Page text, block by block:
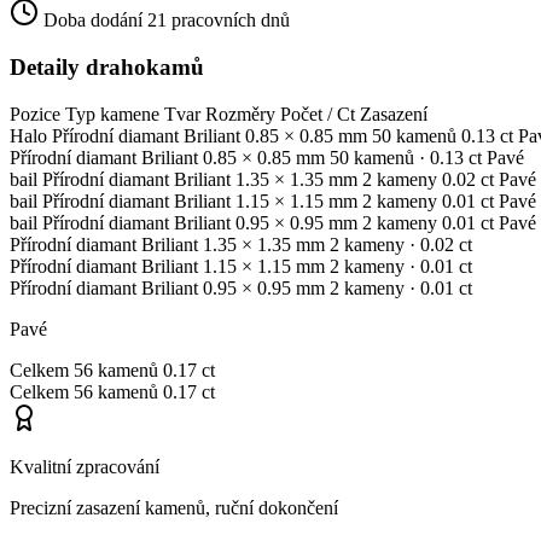
Doba dodání 21 pracovních dnů
Detaily drahokamů
Pozice Typ kamene Tvar Rozměry Počet / Ct Zasazení
Halo Přírodní diamant Briliant 0.85 × 0.85 mm 50 kamenů 0.13 ct
Přírodní diamant Briliant 0.85 × 0.85 mm 50 kamenů · 0.13 ct Pavé
bail Přírodní diamant Briliant 1.35 × 1.35 mm 2 kameny 0.02 ct Pavé
bail Přírodní diamant Briliant 1.15 × 1.15 mm 2 kameny 0.01 ct Pavé
bail Přírodní diamant Briliant 0.95 × 0.95 mm 2 kameny 0.01 ct Pavé
Přírodní diamant Briliant 1.35 × 1.35 mm 2 kameny · 0.02 ct
Přírodní diamant Briliant 1.15 × 1.15 mm 2 kameny · 0.01 ct
Přírodní diamant Briliant 0.95 × 0.95 mm 2 kameny · 0.01 ct
Pavé
Celkem 56 kamenů 0.17 ct
Celkem 56 kamenů 0.17 ct
Kvalitní zpracování
Precizní zasazení kamenů, ruční dokončení